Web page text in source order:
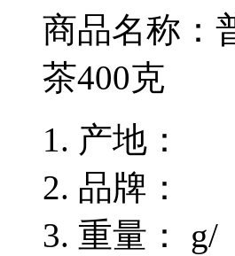
商品名称：
茶400克
产地：
品牌：
重量：
g/